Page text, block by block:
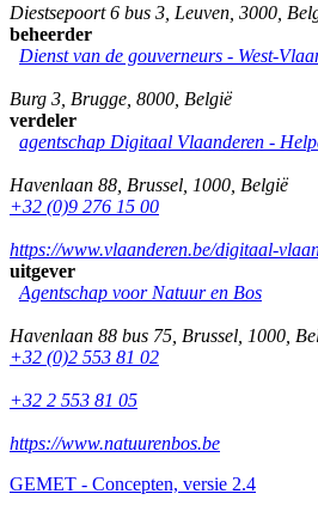
Diestsepoort 6 bus 3 Leuven 3000
beheerder
Dienst van de gouverneurs - West-
Burg 3 Brugge 8000 België
verdeler
agentschap Digitaal Vlaanderen -
Havenlaan 88 Brussel 1000 België
+32 (0)9 276 15 00
https://www.vlaanderen.be/digitaal-
uitgever
Agentschap voor Natuur en Bos
Havenlaan 88 bus 75 Brussel 1000
+32 (0)2 553 81 02
+32 2 553 81 05
https://www.natuurenbos.be
GEMET - Concepten, versie 2.4